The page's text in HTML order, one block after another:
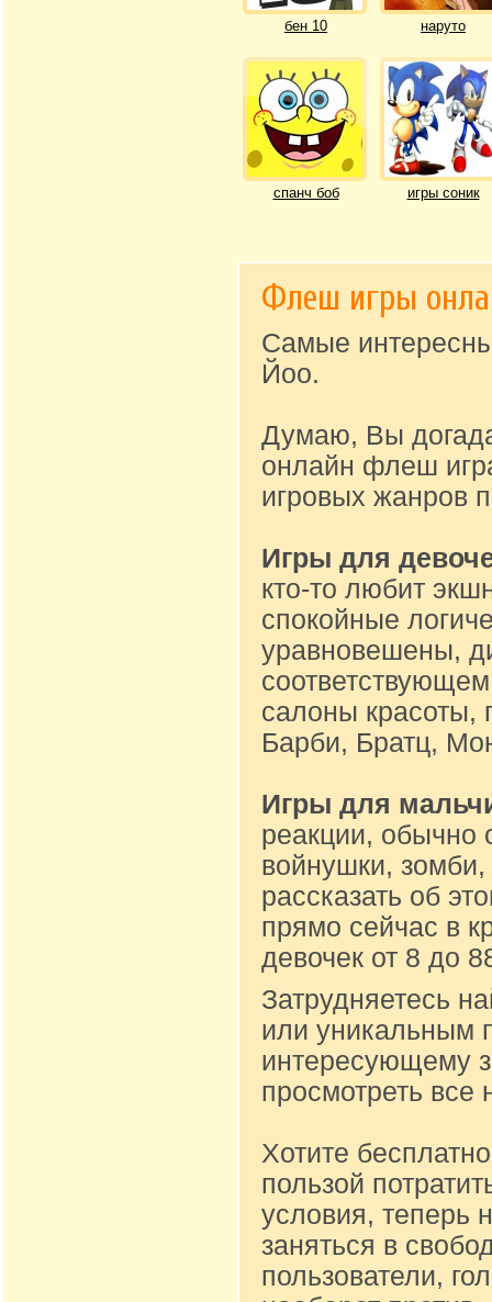
бен 10 наруто
спанч боб игры соник
Флеш игры
Самые
Йоо.
Думаю, Вы
онлайн флеш
игровых жанров
Игры для
кто-то любит
спокойные
уравновешены,
салоны красоты,
Барби, Братц,
Игры для
реакции, обычно
войнушки, зомби,
рассказать об
прямо сейчас в
девочек от 8 до
Затрудняетесь
или уникальным
интересующему
просмотреть все
Хотите
пользой
условия, теперь
заняться в
пользователи,